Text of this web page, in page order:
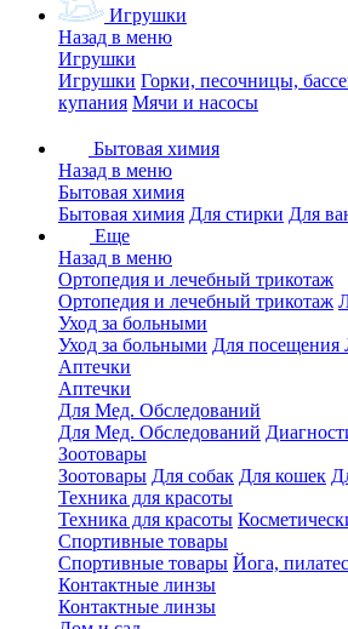
Игрушки
Назад в меню
Игрушки
Игрушки Горки, песочницы,
купания Мячи и насосы
Бытовая химия
Назад в меню
Бытовая химия
Бытовая химия Для стирки Для
Еще
Назад в меню
Ортопедия и лечебный трикотаж
Ортопедия и лечебный трикотаж
Уход за больными
Уход за больными Для
Аптечки
Аптечки
Для Мед. Обследований
Для Мед. Обследований
Зоотовары
Зоотовары Для собак Для кошек
Техника для красоты
Техника для красоты
Спортивные товары
Спортивные товары Йога, пилатес
Контактные линзы
Контактные линзы